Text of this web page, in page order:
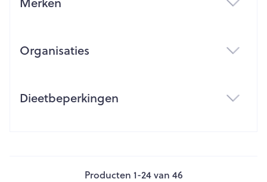
Organisaties
Dieetbeperkingen
Producten 1-24van 46